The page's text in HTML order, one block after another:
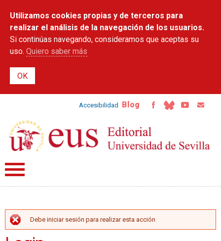
contenido
principal
Utilizamos cookies propias y de terceros para
realizar el análisis de la navegación de los usuarios.
Si continúas navegando, consideramos que aceptas su
uso. Quiero saber más
Accesibilidad Blog
MENSAJE DE ERROR
Debe iniciar sesión para realizar esta acción